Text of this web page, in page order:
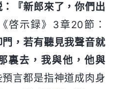
『新郎來了，你們出
啓示録》3章20節：
，若有聽見我聲音就
裏去，我與他，他與
預言都是指神道成肉身